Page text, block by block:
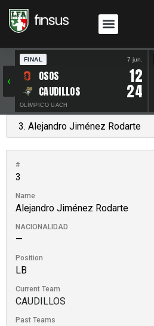
‹
FINAL 7 jun.
OSOS 12
CAUDILLOS 24
OLÍMPICO UACH
#
3
Name
Alejandro Jiménez Rodarte
NACIONALIDAD
—
Position
LB
Current Team
CAUDILLOS
Past Teams